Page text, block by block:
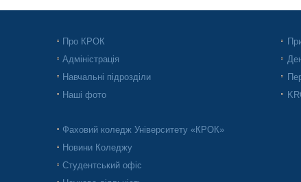
Про КРОК
Адміністрація
Навчальні підрозділи
Наші фото
Фаховий коледж Університету «КРОК»
Новини Коледжу
Студентський офіс